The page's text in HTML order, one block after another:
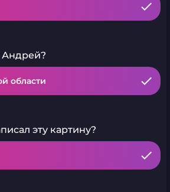
Андрей?
области
эту картину?